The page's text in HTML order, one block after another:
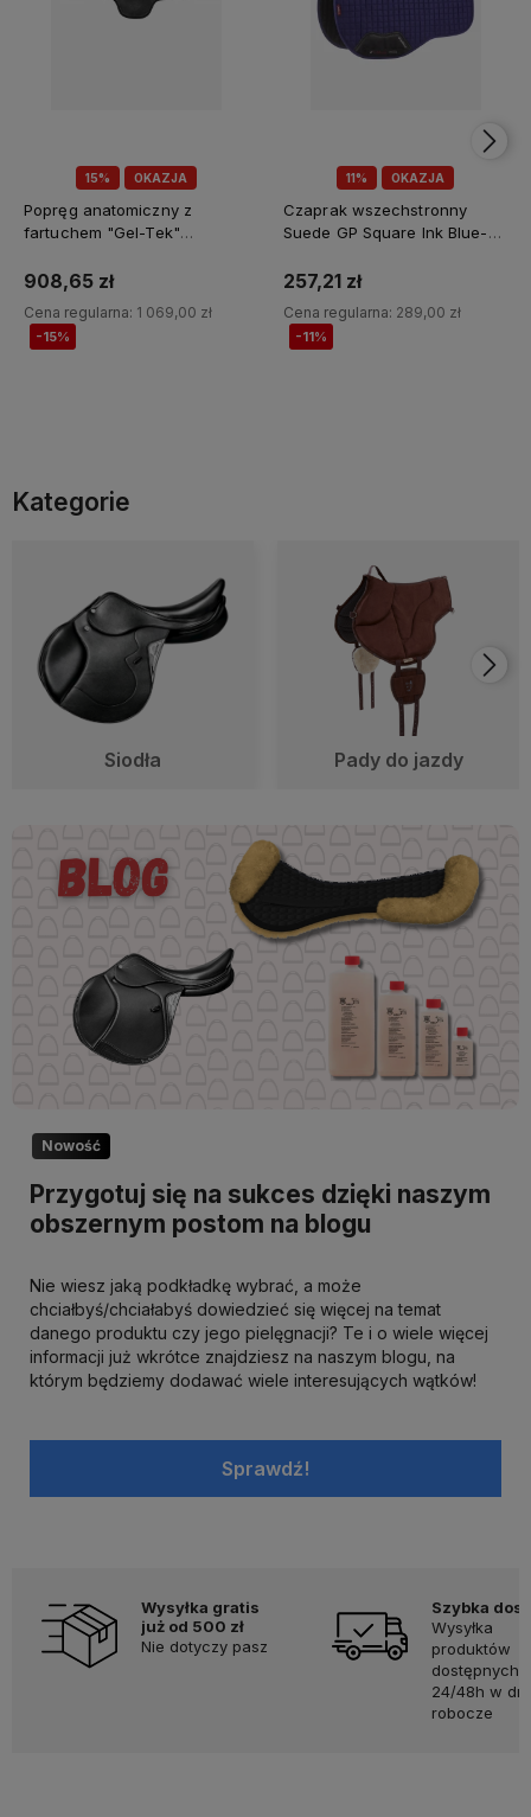
15% OKAZJA
Popręg anatomiczny z
fartuchem "Gel-Tek"
908,65 zł
Cena regularna: 1 069,00 zł
-15%
11% OKAZJA
Czaprak wszechstronny
Suede GP Square Ink Blue-
257,21 zł
Cena regularna: 289,00 zł
-11%
Kategorie
Siodła Pady do jazdy
Nowość
Przygotuj się na sukces dzięki naszym
obszernym postom na blogu
Nie wiesz jaką podkładkę wybrać, a może
chciałbyś/chciałabyś dowiedzieć się więcej na temat
danego produktu czy jego pielęgnacji? Te i o wiele więcej
informacji już wkrótce znajdziesz na naszym blogu, na
którym będziemy dodawać wiele interesujących wątków!
Sprawdź!
Wysyłka gratis
już od 500 zł
Nie dotyczy pasz
Szybka
Wysyłka
produktów
dostępnych
24/48h w dni
robocze